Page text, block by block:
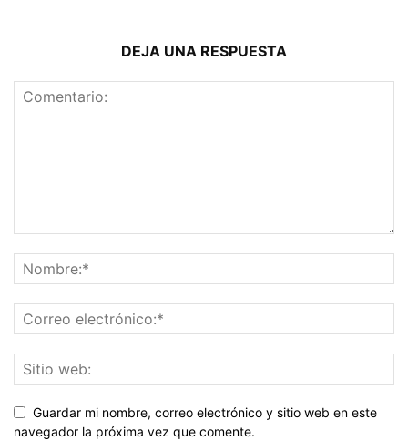
DEJA UNA RESPUESTA
Guardar mi nombre, correo electrónico y sitio web en este
navegador la próxima vez que comente.